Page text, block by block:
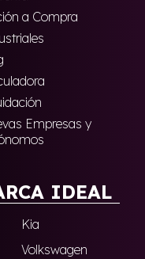
a Compra
Empresas y
IDEAL
Kia
Volkswagen